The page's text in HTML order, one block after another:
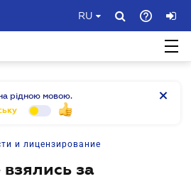
RU
рідною мовою.
и лицензирование
за